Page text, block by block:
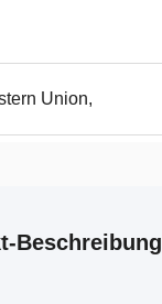
Union,
Beschreibung